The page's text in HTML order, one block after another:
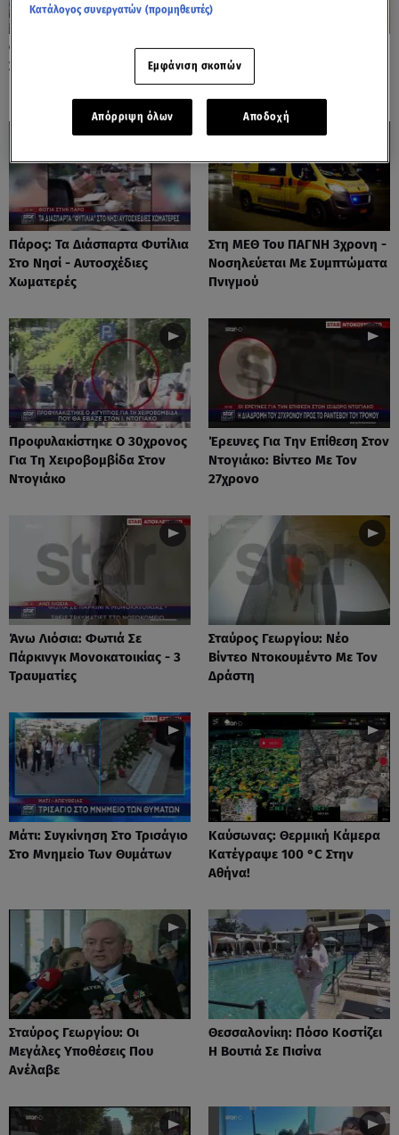
Φωτιές: Στάχτη Το Πράσινο
Στολίδι Της Δυτικής Αττικής
Πόρτο Ράφτη: Bίντεο
Ντοκουμέντο Από Το
Θανατηφόρο Τροχαίο
Πάρος: Τα Διάσπαρτα Φυτίλια
Στο Νησί - Αυτοσχέδιες
Χωματερές
Στη ΜΕΘ Του ΠΑΓΝΗ 3χρονη -
Νοσηλεύεται Με Συμπτώματα
Πνιγμού
Προφυλακίστηκε Ο 30χρονος
Για Τη Χειροβομβίδα Στον
Ντογιάκο
Έρευνες Για Την Επίθεση Στον
Ντογιάκο: Βίντεο Με Τον
27χρονο
Άνω Λιόσια: Φωτιά Σε
Πάρκινγκ Μονοκατοικίας - 3
Τραυματίες
Σταύρος Γεωργίου: Νέο
Βίντεο Ντοκουμέντο Με Τον
Δράστη
Μάτι: Συγκίνηση Στο Τρισάγιο
Στο Μνημείο Των Θυμάτων
Καύσωνας: Θερμική Κάμερα
Κατέγραψε 100 °C Στην
Αθήνα!
Σταύρος Γεωργίου: Οι
Μεγάλες Υποθέσεις Που
Ανέλαβε
Θεσσαλονίκη: Πόσο Κοστίζει
Η Βουτιά Σε Πισίνα
Κατάλογος συνεργατών (προμηθευτές)
Εμφάνιση σκοπών
Απόρριψη όλων Αποδοχή